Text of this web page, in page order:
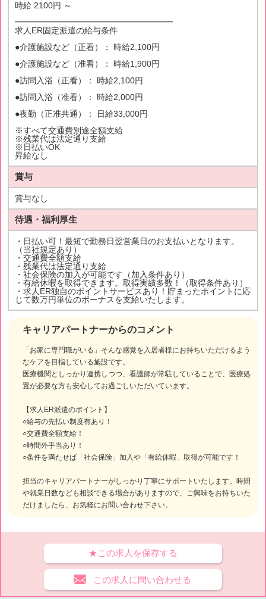
キャリアパートナーからのコメント
「お家に専門職がいる」そんな感覚を入居者様にお持ちいただけるよう
なケアを目指している施設です。
医療機関としっかり連携しつつ、看護師が常駐していることで、医療処
置が必要な方も安心してお過ごしいただいています。
【求人ER派遣のポイント】
○給与の先払い制度有あり！
○交通費全額支給！
○時間外手当あり！
○条件を満たせば「社会保険」加入や「有給休暇」取得が可能です！
担当のキャリアパートナーがしっかり丁寧にサポートいたします。時間
や就業日数なども相談できる場合がありますので、ご興味をお持ちいた
だけましたら、お気軽にお問い合わせ下さい。
時給 2100円 ～
━━━━━━━━━━━━━━━━━━━
求人ER固定派遣の給与条件
●介護施設など（正看）： 時給2,100円
●介護施設など（准看）： 時給1,900円
●訪問入浴（正看）： 時給2,100円
●訪問入浴（准看）： 時給2,000円
●夜勤（正准共通）： 日給33,000円
※すべて交通費別途全額支給
※残業代は法定通り支給
※日払いOK
昇給なし
賞与
賞与なし
待遇・福利厚生
・日払い可！最短で勤務日翌営業日のお支払いとなります。
（当社規定あり）
・交通費全額支給
・残業代は法定通り支給
・社会保険の加入が可能です（加入条件あり）
・有給休暇を取得できます。取得実績多数！（取得条件あり）
・求人ER独自のポイントサービスあり！貯まったポイントに応
じて数万円単位のボーナスを支給いたします。
★この求人を保存する
この求人に問い合わせる